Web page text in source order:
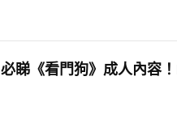
必睇《看門狗》成人內容